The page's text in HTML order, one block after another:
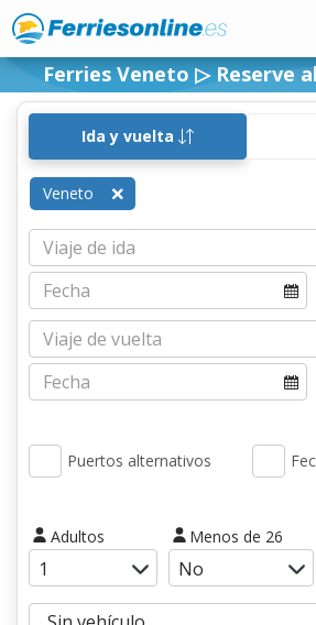
Ferries Veneto ▷ Reserve
Ida y vuelta
Veneto
Puertos alternativos
Adultos Menos de 26